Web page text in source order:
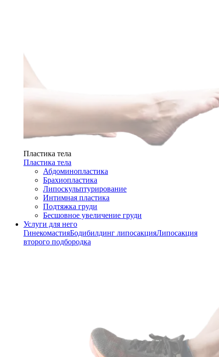
Пластика тела
Пластика тела
Абдоминопластика
Брахиопластика
Липоскульптурирование
Интимная пластика
Подтяжка груди
Бесшовное увеличение груди
Услуги для него
ГинекомастияБодибилдинг липосакцияЛипосакция
второго подбородка